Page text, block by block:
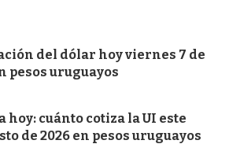
del dólar hoy viernes 7 de
pesos uruguayos
cuánto cotiza la UI este
de 2026 en pesos uruguayos